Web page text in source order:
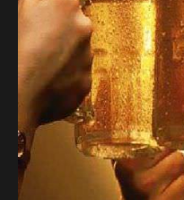
となっております。飲み
っております。
【開催期間】2026年9月1
【来店時間】17時00分～25
【予約期限】前日の23時ま
※この内容は仕入れ状況等